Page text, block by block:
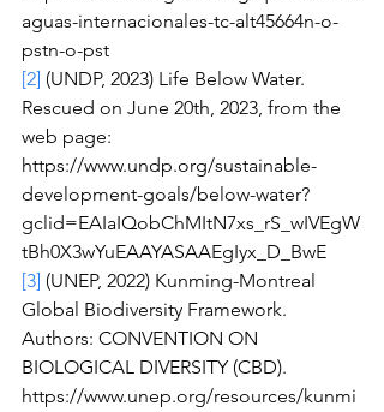
aguas-internacionales-tc-alt45664n-o-
pstn-o-pst
[2] (UNDP, 2023) Life Below Water.
Rescued on June 20th, 2023, from the
web page:
https://www.undp.org/sustainable-
development-goals/below-water?
gclid=EAIaIQobChMItN7xs_rS_wIVEgW
tBh0X3wYuEAAYASAAEgIyx_D_BwE
[3] (UNEP, 2022) Kunming-Montreal
Global Biodiversity Framework.
Authors: CONVENTION ON
BIOLOGICAL DIVERSITY (CBD).
https://www.unep.org/resources/kunmi